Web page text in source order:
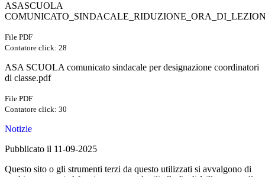
ASASCUOLA
File PDF
Contatore click: 28
ASA SCUOLA comunicato sindacale per designazione coordinatori
di classe.pdf
File PDF
Contatore click: 30
Notizie
Pubblicato il 11-09-2025
Questo sito o gli strumenti terzi da questo utilizzati si avvalgono di